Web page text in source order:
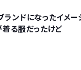
ランドになったイメー
着る服だったけど